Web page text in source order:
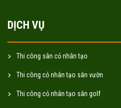
DỊCH VỤ
Thi công sân cỏ nhân tạo
Thi công cỏ nhân tạo sân vườn
Thi công cỏ nhân tạo sân golf